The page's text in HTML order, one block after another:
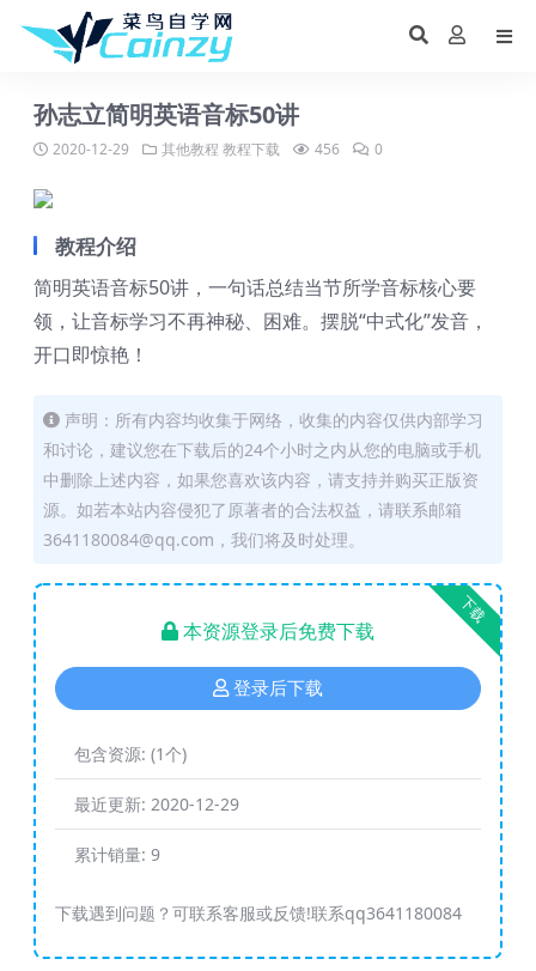
孙志立简明英语音标50讲
2020-12-29 其他教程 教程下载 456 0
教程介绍
简明英语音标50讲，一句话总结当节所学音标核心要
领，让音标学习不再神秘、困难。摆脱“中式化”发音，
开口即惊艳！
声明：所有内容均收集于网络，收集的内容仅供内部学习
和讨论，建议您在下载后的24个小时之内从您的电脑或手机
中删除上述内容，如果您喜欢该内容，请支持并购买正版资
源。如若本站内容侵犯了原著者的合法权益，请联系邮箱
3641180084@qq.com，我们将及时处理。
下载
本资源登录后免费下载
登录后下载
包含资源: (1个)
最近更新: 2020-12-29
累计销量: 9
下载遇到问题？可联系客服或反馈!联系qq3641180084